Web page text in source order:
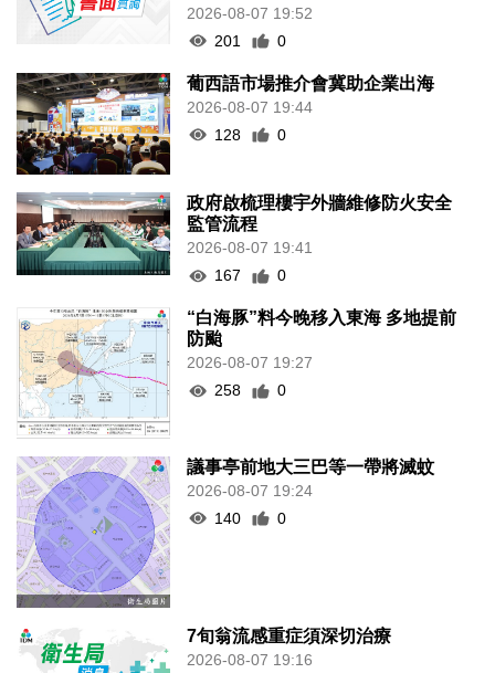
2026-08-07 19:52
201
0
葡西語市場推介會冀助企業出海
2026-08-07 19:44
128
0
政府啟梳理樓宇外牆維修防火安全
監管流程
2026-08-07 19:41
167
0
“白海豚”料今晚移入東海 多地提前
防颱
2026-08-07 19:27
258
0
議事亭前地大三巴等一帶將滅蚊
2026-08-07 19:24
140
0
7旬翁流感重症須深切治療
2026-08-07 19:16